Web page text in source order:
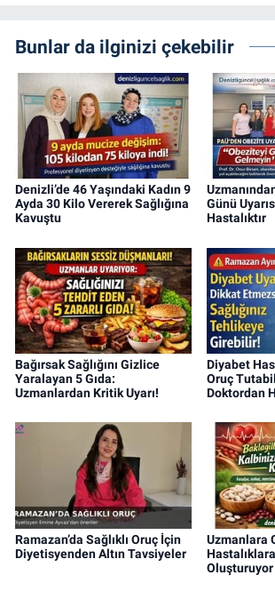
Bunlar da ilginizi çekebilir
Denizli’de 46 Yaşındaki Kadın 9
Ayda 30 Kilo Vererek Sağlığına
Kavuştu
Günü
Hastalıktır
Bağırsak Sağlığını Gizlice
Yaralayan 5 Gıda:
Uzmanlardan Kritik Uyarı!
Diyabet
Oruç
Doktordan
Ramazan’da Sağlıklı Oruç İçin
Diyetisyenden Altın Tavsiyeler
Uzmanlara
Oluşturuyor